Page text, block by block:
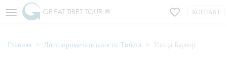
GREAT TIBET TOUR ® КОНТАКТ
Главная Достопримечательности Тибета Улица Баркор